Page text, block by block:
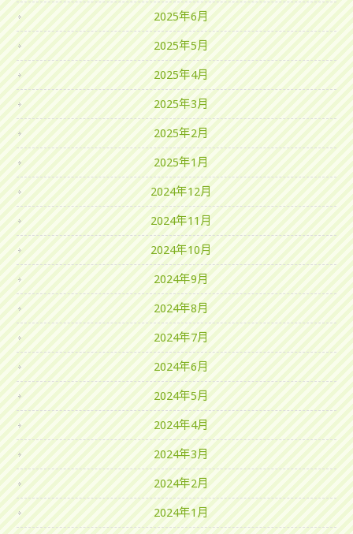
2025年6月
2025年5月
2025年4月
2025年3月
2025年2月
2025年1月
2024年12月
2024年11月
2024年10月
2024年9月
2024年8月
2024年7月
2024年6月
2024年5月
2024年4月
2024年3月
2024年2月
2024年1月